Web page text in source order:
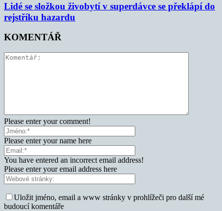
Lidé se složkou živobytí v superdávce se překlápí do
rejstříku hazardu
KOMENTÁŘ
Please enter your comment!
Please enter your name here
You have entered an incorrect email address!
Please enter your email address here
Uložit jméno, email a www stránky v prohlížeči pro další mé
budoucí komentáře